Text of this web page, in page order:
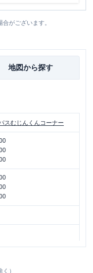
がございます。
地図から探す
スむじんくんコーナー
）